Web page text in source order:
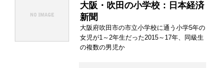
大阪・吹田の小学校：日本経済
新聞
大阪府吹田市の市立小学校に通う小学5年の
女児が1～2年生だった2015～17年、同級生
の複数の男児か